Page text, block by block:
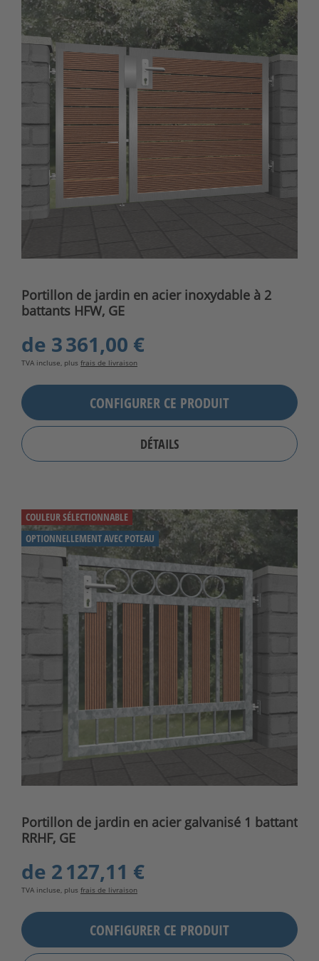
Portillon de jardin en acier inoxydable à 2
battants HFW, GE
de 3 361,00 €
TVA incluse, plus frais de livraison
CONFIGURER CE PRODUIT
DÉTAILS
COULEUR SÉLECTIONNABLE
OPTIONNELLEMENT AVEC POTEAU
Portillon de jardin en acier galvanisé 1 battant
RRHF, GE
de 2 127,11 €
TVA incluse, plus frais de livraison
CONFIGURER CE PRODUIT